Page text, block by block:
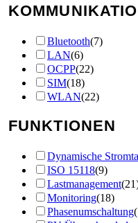
Bluetooth(7)
LAN(6)
OCPP(22)
SIM(18)
WLAN(22)
FUNKTIONEN
Dynamische
ISO 15118(9)
Lastmanagement(21
Monitoring(18)
Phasenumschaltung(